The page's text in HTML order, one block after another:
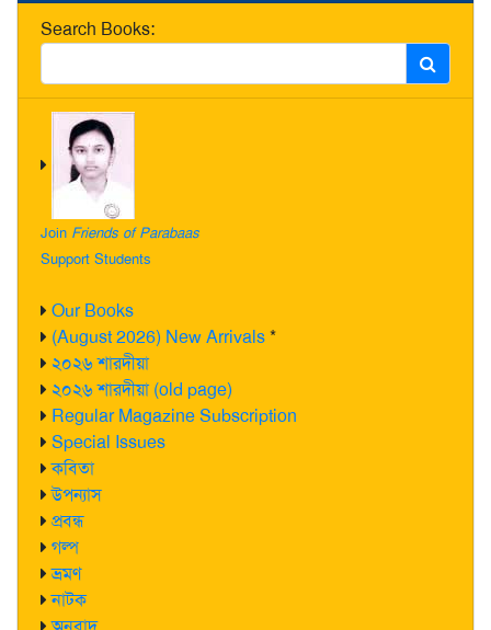
Search Books:
Join Friends of Parabaas
Support Students
Our Books
(August 2026) New Arrivals*
২০২৬ শারদীয়া
২০২৬ শারদীয়া (old page)
Regular Magazine Subscription
Special Issues
কবিতা
উপন্যাস
প্রবন্ধ
গল্প
ভ্রমণ
নাটক